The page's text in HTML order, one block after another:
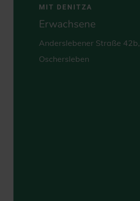
MIT DENITZA
Erwachsene
Anderslebener Straße 42b,
Oschersleben